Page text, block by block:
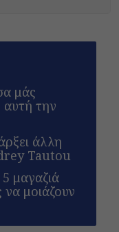
μάς
την
άλλη
Tautou
μαγαζιά
να μοιάζουν